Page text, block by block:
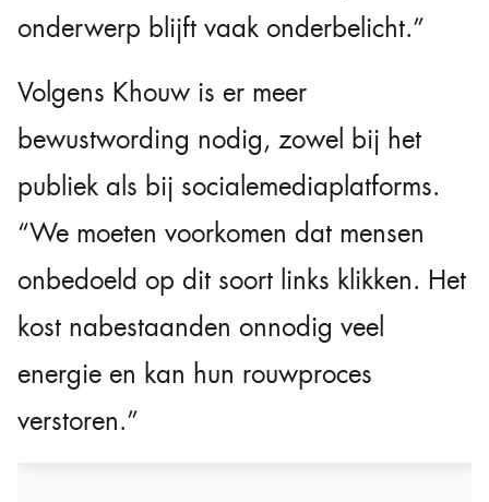
onderwerp blijft vaak onderbelicht.”
Volgens Khouw is er meer
bewustwording nodig, zowel bij het
publiek als bij socialemediaplatforms.
“We moeten voorkomen dat mensen
onbedoeld op dit soort links klikken. Het
kost nabestaanden onnodig veel
energie en kan hun rouwproces
verstoren.”